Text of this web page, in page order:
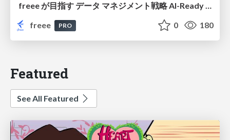
freee が目指す データ マネジメント戦略 AI-Ready 時代を支える 攻めのガバナンスとは
freee
PRO 0 180
Featured
See All Featured